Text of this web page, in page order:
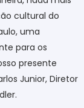
cultural do
uma
para os
presente
Junior, Diretor